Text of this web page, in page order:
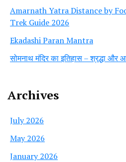
Amarnath Yatra Distance by
Trek Guide 2026
Ekadashi Paran Mantra
सोमनाथ मंदिर का इतिहास – श्रद्धा और
Archives
July 2026
May 2026
January 2026